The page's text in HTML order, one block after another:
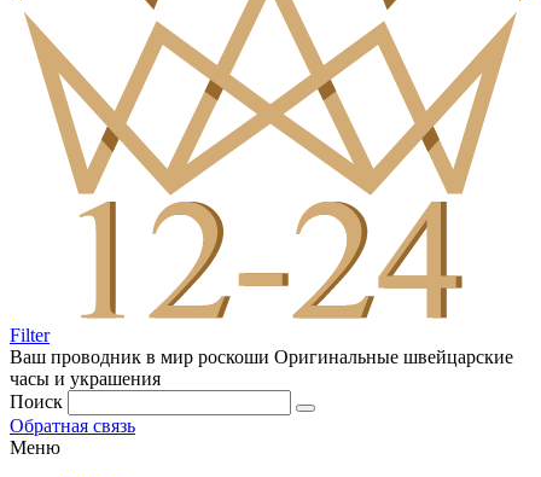
Filter
Ваш проводник в мир роскоши Оригинальные швейцарские
часы и украшения
Поиск
Обратная связь
Меню